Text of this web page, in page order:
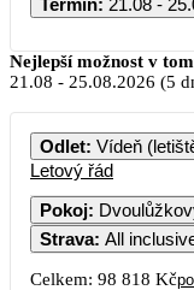
Nejlepší možnost v
21.08 - 25.08.2026 (5
Odlet: Vídeň
Letový řád
Pokoj:
Strava: All
Celkem: 98 818 Kč